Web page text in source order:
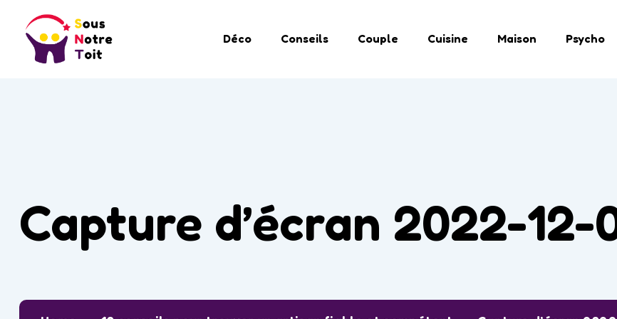
Déco Conseils Couple Cuisine Maison Psycho
Capture d’écran 2022-12-